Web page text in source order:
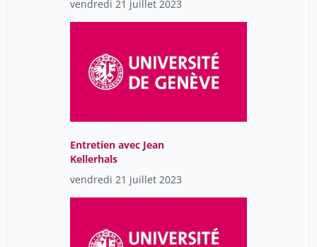
vendredi 21 juillet 2023
Entretien avec Jean
Kellerhals
vendredi 21 juillet 2023